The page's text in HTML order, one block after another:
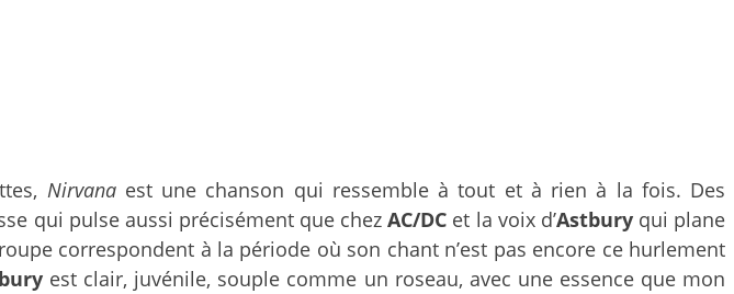
Nirvanaest une chanson qui ressemble à tout et à rien à la fois. Des
qui pulse aussi précisément que chez AC/DC et la voix d’Astburyqui plane
correspondent à la période où son chant n’est pas encore ce hurlement
est clair, juvénile, souple comme un roseau, avec une essence que mon